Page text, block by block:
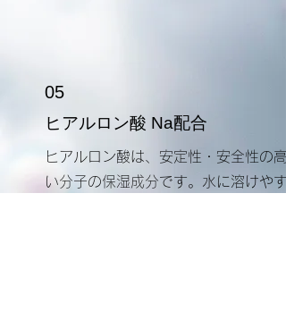
05
​ヒアルロン酸 Na配合
​ヒアルロン酸は、安定性・安全性の高
い分子の保湿成分です。水に溶けやす